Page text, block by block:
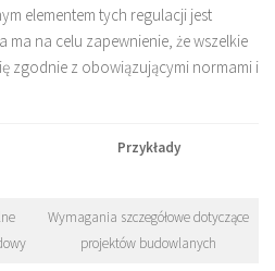
elementem tych regulacji jest
na celu zapewnienie, że wszelkie
zgodnie z obowiązującymi normami i
Przykłady
Wymagania szczegółowe dotyczące
projektów budowlanych